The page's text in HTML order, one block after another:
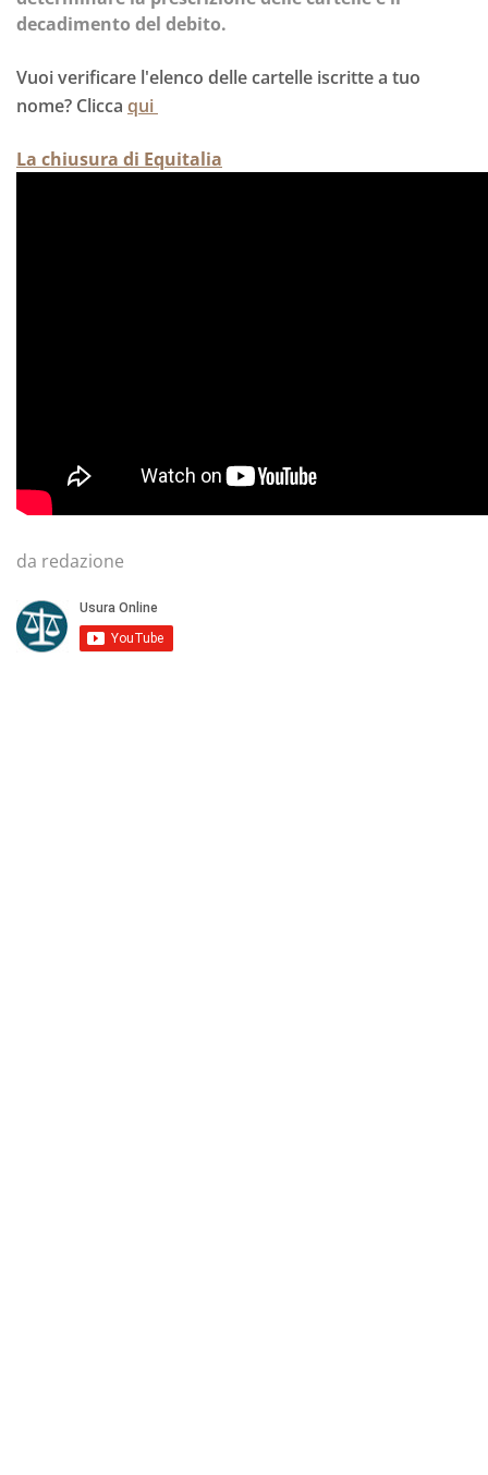
decadimento del debito.
Vuoi verificare l'elenco delle cartelle iscritte a tuo
nome? Clicca qui
La chiusura di Equitalia
da redazione